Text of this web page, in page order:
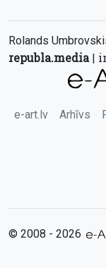
Rolands
republa.media|
e-art.lv Arhīvs
© 2008 - 2026